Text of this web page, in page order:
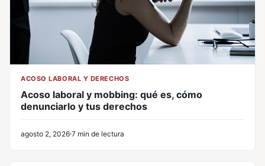
ACOSO LABORAL Y DERECHOS
Acoso laboral y mobbing: qué es, cómo
denunciarlo y tus derechos
agosto 2, 2026 7 min de lectura